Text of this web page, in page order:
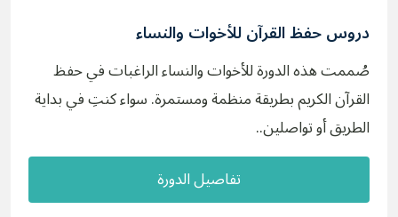
دروس حفظ القرآن للأخوات والنساء
صُممت هذه الدورة للأخوات والنساء الراغبات في حفظ
القرآن الكريم بطريقة منظمة ومستمرة. سواء كنتِ في بداية
الطريق أو تواصلين..
تفاصيل الدورة